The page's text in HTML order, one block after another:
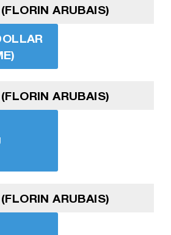
ARUBAIS)
ARUBAIS)
ARUBAIS)